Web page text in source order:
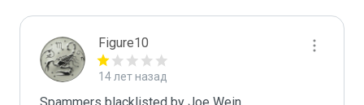
Figure10
14 лет назад